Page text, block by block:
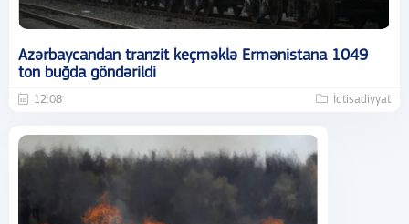
Azərbaycandan tranzit keçməklə Ermənistana 1049
ton buğda göndərildi
12:08 İqtisadiyyat